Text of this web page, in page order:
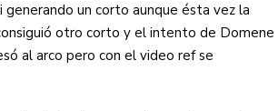
un corto aunque ésta vez la
otro corto y el intento de Domene
al arco pero con el video ref se